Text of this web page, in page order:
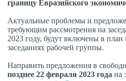
границу Евразийского
Актуальные проблемы и
требующим рассмотрения на
2023 году, будут включены в
заседаниях рабочей группы.
Направить предложения в
позднее 22 февраля 2023 года на